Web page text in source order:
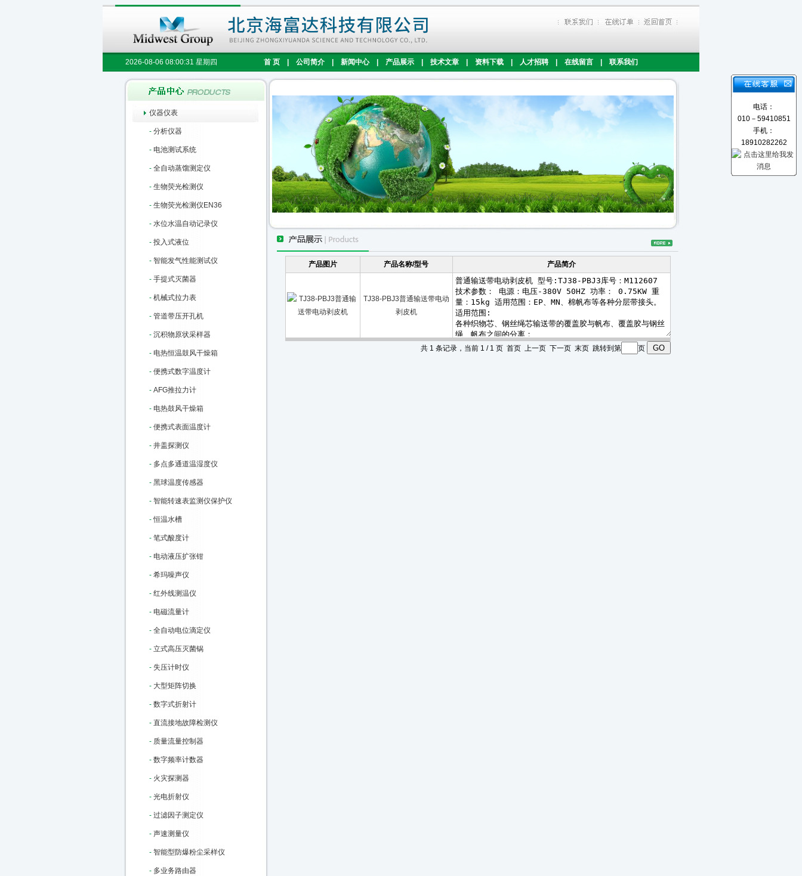
2026-08-06 08:00:32 星期四 首 页 公司简介 新闻中心 产品展示 技术文章 资料下载 人才招聘 在线留言 联系我们
仪器仪表
- 分析仪器
- 电池测试系统
- 全自动蒸馏测定仪
- 生物荧光检测仪
- 生物荧光检测仪EN36
- 水位水温自动记录仪
- 投入式液位
- 智能发气性能测试仪
- 手提式灭菌器
- 机械式拉力表
- 管道带压开孔机
- 沉积物原状采样器
- 电热恒温鼓风干燥箱
- 便携式数字温度计
- AFG推拉力计
- 电热鼓风干燥箱
- 便携式表面温度计
- 井盖探测仪
- 多点多通道温湿度仪
- 黑球温度传感器
- 智能转速表监测仪保护仪
-恒温水槽
- 笔式酸度计
- 电动液压扩张钳
- 希玛噪声仪
- 红外线测温仪
- 电磁流量计
- 全自动电位滴定仪
- 立式高压灭菌锅
- 失压计时仪
- 大型矩阵切换
- 数字式折射计
- 直流接地故障检测仪
- 质量流量控制器
- 数字频率计数器
- 火灾探测器
- 光电折射仪
- 过滤因子测定仪
- 声速测量仪
- 智能型防爆粉尘采样仪
- 多业务路由器
产品图片 产品名称/型号 产品简介
TJ38-PBJ3普通输送带电动
剥皮机
共 1 条记录，当前 1 / 1 页 首页 上一页 下一页 末页 跳转到第 页
电话：
010－59410851
手机：
18910282262